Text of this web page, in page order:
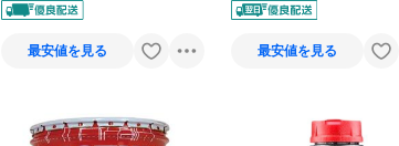
最安値を見る 最安値を見る